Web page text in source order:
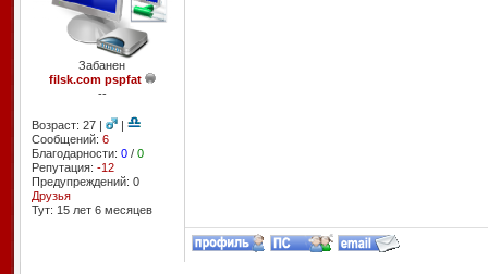
Забанен
filsk.com pspfat
--
Возраст: 27 |
|
Сообщений: 6
Благодарности: 0/ 0
Репутация: -12
Предупреждений: 0
Друзья
Тут: 15 лет 6 месяцев